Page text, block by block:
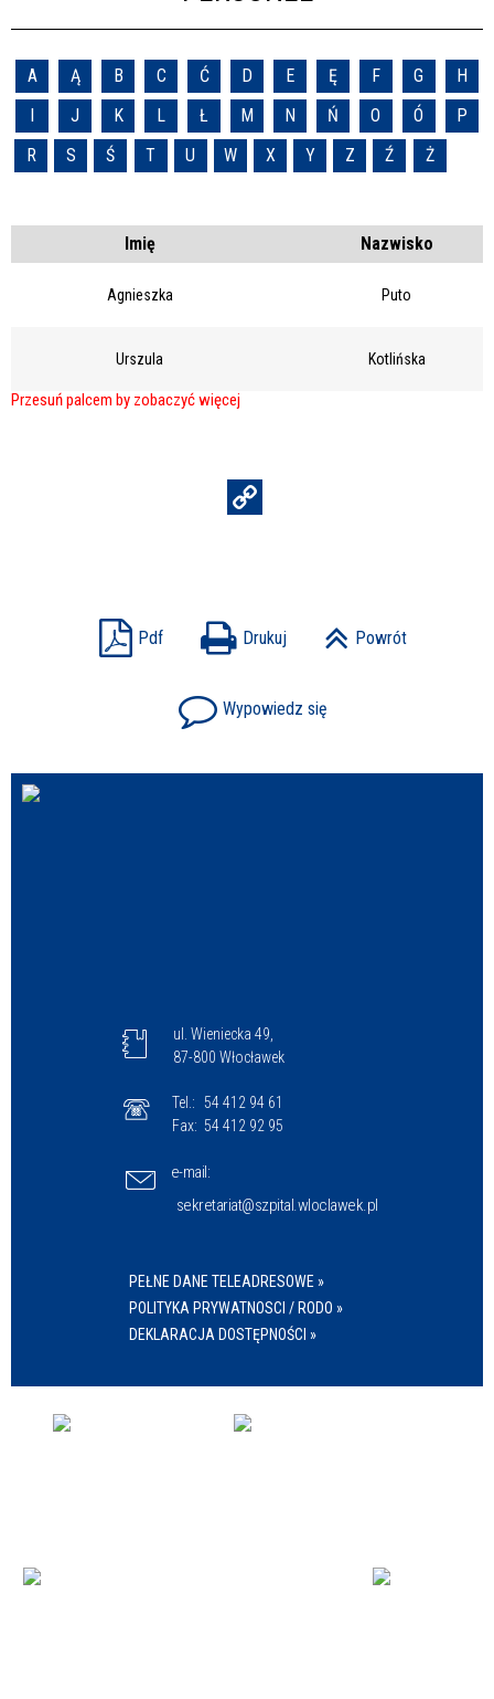
A Ą B C Ć D E Ę F G
H
I
J K L Ł M N Ń O Ó
P
R
S Ś T U W X Y Z Ź Ż
Imię Nazwisko
Agnieszka Puto
Urszula Kotlińska
Pdf Drukuj Powrót
Wypowiedz się
ul. Wieniecka 49,
87-800 Włocławek
Tel.: 54 412 94 61
Fax: 54 412 92 95
e-mail:
sekretariat@szpital.wloclawek.pl
PEŁNE DANE TELEADRESOWE »
POLITYKA PRYWATNOSCI / RODO »
DEKLARACJA DOSTĘPNOŚCI »